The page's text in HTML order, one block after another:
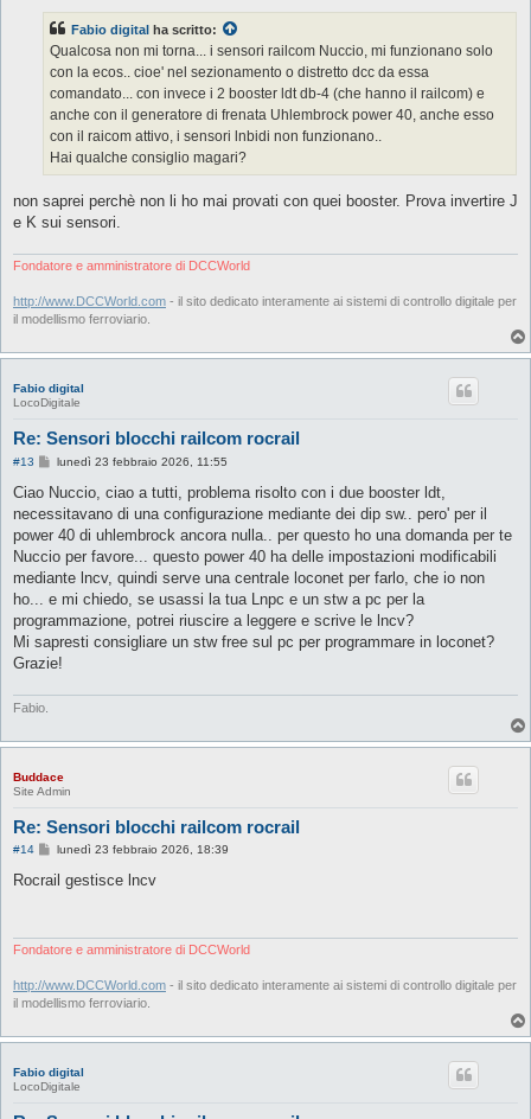
a
g
g
i
o
Fabio digital ha scritto:
Qualcosa non mi torna... i sensori railcom Nuccio, mi funzionano solo
con la ecos.. cioe' nel sezionamento o distretto dcc da essa
comandato... con invece i 2 booster ldt db-4 (che hanno il railcom) e
anche con il generatore di frenata Uhlembrock power 40, anche esso
con il raicom attivo, i sensori lnbidi non funzionano..
Hai qualche consiglio magari?
non saprei perchè non li ho mai provati con quei booster. Prova invertire J
e K sui sensori.
Fondatore e amministratore di DCCWorld
http://www.DCCWorld.com - il sito dedicato interamente ai sistemi di controllo digitale per
il modellismo ferroviario.
Fabio digital
LocoDigitale
Re: Sensori blocchi railcom rocrail
#13
M
s
a
g
i
o
lunedì 23 febbraio 2026, 11:55
Ciao Nuccio, ciao a tutti, problema risolto con i due booster ldt,
necessitavano di una configurazione mediante dei dip sw.. pero' per il
power 40 di uhlembrock ancora nulla.. per questo ho una domanda per te
Nuccio per favore... questo power 40 ha delle impostazioni modificabili
mediante lncv, quindi serve una centrale loconet per farlo, che io non
ho... e mi chiedo, se usassi la tua Lnpc e un stw a pc per la
programmazione, potrei riuscire a leggere e scrive le lncv?
Mi sapresti consigliare un stw free sul pc per programmare in loconet?
Grazie!
Fabio.
Buddace
Site Admin
Re: Sensori blocchi railcom rocrail
#14
M
s
i
lunedì 23 febbraio 2026, 18:39
Rocrail gestisce lncv
Fondatore e amministratore di DCCWorld
http://www.DCCWorld.com - il sito dedicato interamente ai sistemi di controllo digitale per
il modellismo ferroviario.
Fabio digital
LocoDigitale